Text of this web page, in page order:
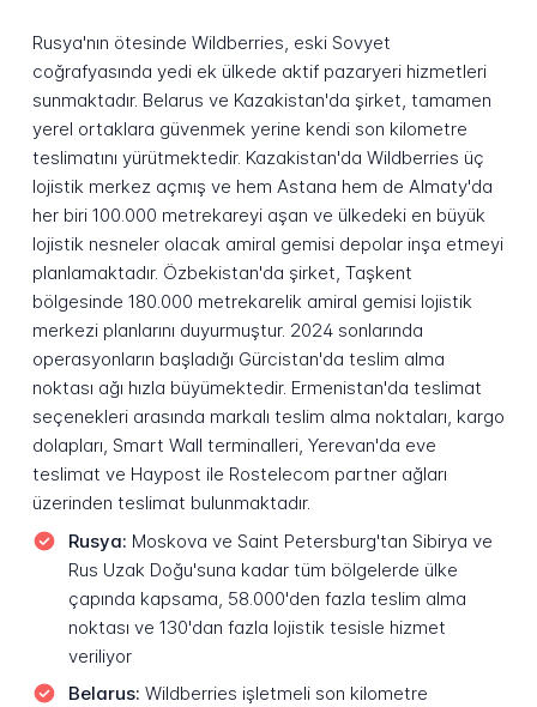
Rusya'nın ötesinde Wildberries, eski Sovyet
coğrafyasında yedi ek ülkede aktif pazaryeri hizmetleri
sunmaktadır. Belarus ve Kazakistan'da şirket, tamamen
yerel ortaklara güvenmek yerine kendi son kilometre
teslimatını yürütmektedir. Kazakistan'da Wildberries üç
lojistik merkez açmış ve hem Astana hem de Almaty'da
her biri 100.000 metrekareyi aşan ve ülkedeki en büyük
lojistik nesneler olacak amiral gemisi depolar inşa etmeyi
planlamaktadır. Özbekistan'da şirket, Taşkent
bölgesinde 180.000 metrekarelik amiral gemisi lojistik
merkezi planlarını duyurmuştur. 2024 sonlarında
operasyonların başladığı Gürcistan'da teslim alma
noktası ağı hızla büyümektedir. Ermenistan'da teslimat
seçenekleri arasında markalı teslim alma noktaları, kargo
dolapları, Smart Wall terminalleri, Yerevan'da eve
teslimat ve Haypost ile Rostelecom partner ağları
üzerinden teslimat bulunmaktadır.
Rusya: Moskova ve Saint Petersburg'tan Sibirya ve
Rus Uzak Doğu'suna kadar tüm bölgelerde ülke
çapında kapsama, 58.000'den fazla teslim alma
noktası ve 130'dan fazla lojistik tesisle hizmet
veriliyor
Belarus: Wildberries işletmeli son kilometre